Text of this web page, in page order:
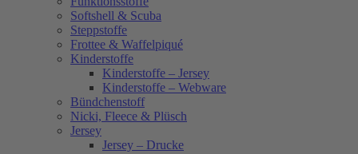
Softshell & Scuba
Steppstoffe
Frottee & Waffelpiqué
Kinderstoffe
Kinderstoffe – Jersey
Kinderstoffe – Webware
Bündchenstoff
Nicki, Fleece & Plüsch
Jersey
Jersey – Drucke